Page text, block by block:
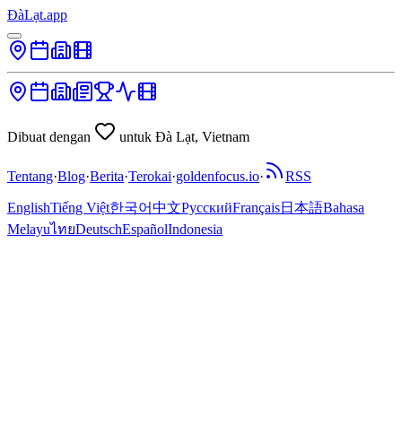
ĐàLạt.app
Dibuat dengan untuk Đà Lạt, Vietnam
Tentang·Blog·Berita·Terokai·goldenfocus.io· RSS
EnglishTiếng Việt한국어中文РусскийFrançais日本語Bahasa
MelayuไทยDeutschEspañolIndonesia